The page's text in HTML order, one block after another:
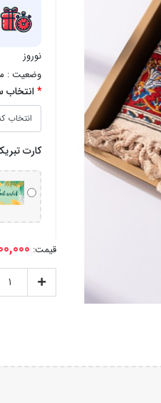
نوروز
وضعیت :
کارت
قیمت: